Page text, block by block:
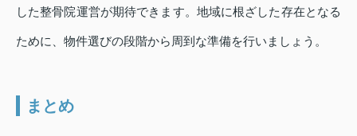
した整骨院運営が期待できます。地域に根ざした存在となる
ために、物件選びの段階から周到な準備を行いましょう。
まとめ